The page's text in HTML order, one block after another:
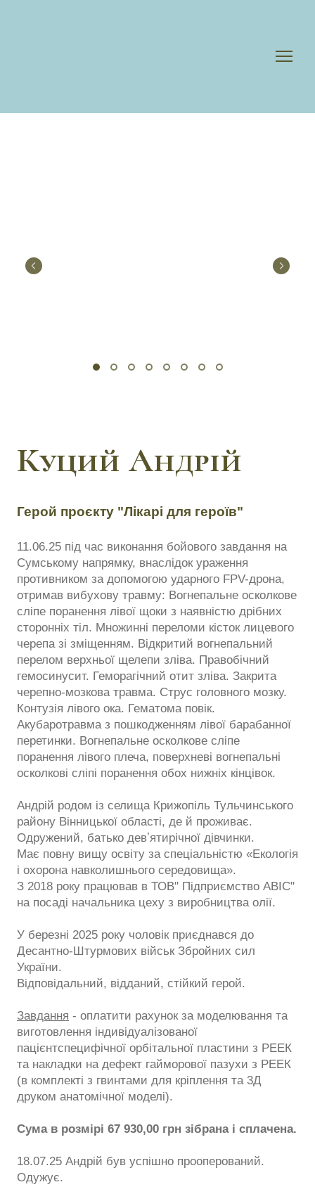
Куций Андрій
Герой проєкту "Лікарі для героїв"
11.06.25 під час виконання бойового завдання на
Сумському напрямку, внаслідок ураження
противником за допомогою ударного FPV-дрона,
отримав вибухову травму: Вогнепальне осколкове
сліпе поранення лівої щоки з наявністю дрібних
сторонніх тіл. Множинні переломи кісток лицевого
черепа зі зміщенням. Відкритий вогнепальний
перелом верхньої щелепи зліва. Правобічний
гемосинусит. Геморагічний отит зліва. Закрита
черепно-мозкова травма. Струс головного мозку.
Контузія лівого ока. Гематома повік.
Акубаротравма з пошкодженням лівої барабанної
перетинки. Вогнепальне осколкове сліпе
поранення лівого плеча, поверхневі вогнепальні
осколкові сліпі поранення обох нижніх кінцівок.
Андрій родом із селища Крижопіль Тульчинського
району Вінницької області, де й проживає.
Одружений, батько девʼятирічної дівчинки.
Має повну вищу освіту за спеціальністю «Екологія
і охорона навколишнього середовища».
З 2018 року працював в ТОВ" Підприємство АВІС"
на посаді начальника цеху з виробництва олії.
У березні 2025 року чоловік приєднався до
Десантно-Штурмових військ Збройних сил
України.
Відповідальний, відданий, стійкий герой.
Завдання - оплатити рахунок за моделювання та
виготовлення індивідуалізованої
пацієнтспецифічної орбітальної пластини з РЕЕК
та накладки на дефект гайморової пазухи з РЕЕК
(в комплекті з гвинтами для кріплення та 3Д
друком анатомічної моделі).
Сума в розмірі 67 930,00 грн зібрана і сплачена.
18.07.25 Андрій був успішно прооперований.
Одужує.